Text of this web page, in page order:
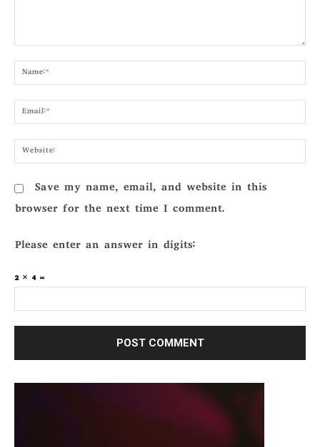
Save my name, email, and website in this
browser for the next time I comment.
Please enter an answer in digits:
2 × 4 =